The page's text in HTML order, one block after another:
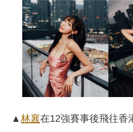
▲林襄在12強賽事後飛往香